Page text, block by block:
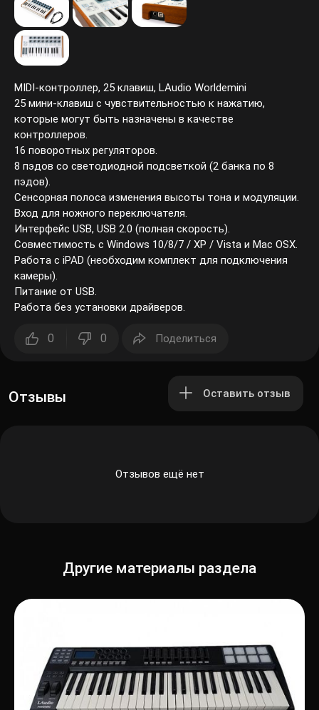
MIDI-контроллер, 25 клавиш, LAudio Worldemini
25 мини-клавиш с чувствительностью к нажатию,
которые могут быть назначены в качестве
контроллеров.
16 поворотных регуляторов.
8 пэдов со светодиодной подсветкой (2 банка по 8
пэдов).
Сенсорная полоса изменения высоты тона и модуляции.
Вход для ножного переключателя.
Интерфейс USB, USB 2.0 (полная скорость).
Совместимость с Windows 10/8/7 / XP / Vista и Mac OSX.
Работа с iPAD (необходим комплект для подключения
камеры).
Питание от USB.
Работа без установки драйверов.
0 0 Поделиться
Отзывы Оставить отзыв
Отзывов ещё нет
Другие материалы раздела